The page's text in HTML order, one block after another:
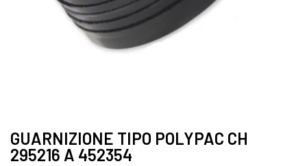
GUARNIZIONE TIPO POLYPAC CH
295216 A 452354